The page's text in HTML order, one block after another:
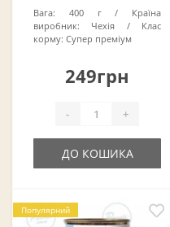
Вага: 400 г
Країна
виробник:
Чехія
Клас
корму: Супер преміум
249грн
- +
ДО КОШИКА
Популярний